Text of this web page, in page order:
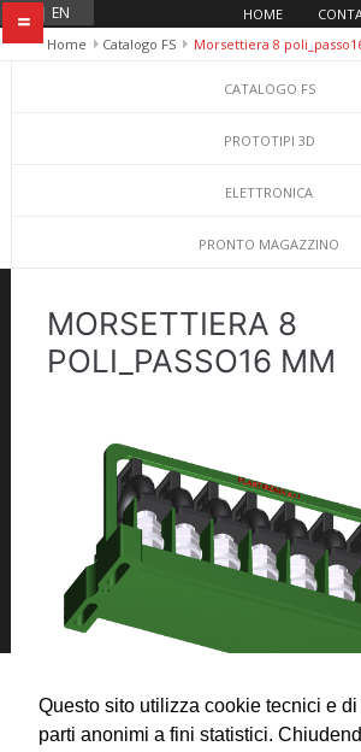
Questo sito utilizza cookie tecnici e di
parti anonimi a fini statistici.
= | EN HOME
Home
Catalogo FS Morsettiera 8
CATALOGO FS
PROTOTIPI 3D
ELETTRONICA
PRONTO MAGAZZINO
MORSETTIERA 8
POLI_PASSO16 MM